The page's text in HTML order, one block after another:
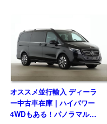
オススメ並行輸入 ディーラ
ー中古車在庫｜ハイパワー
4WDもある！パノラマルー